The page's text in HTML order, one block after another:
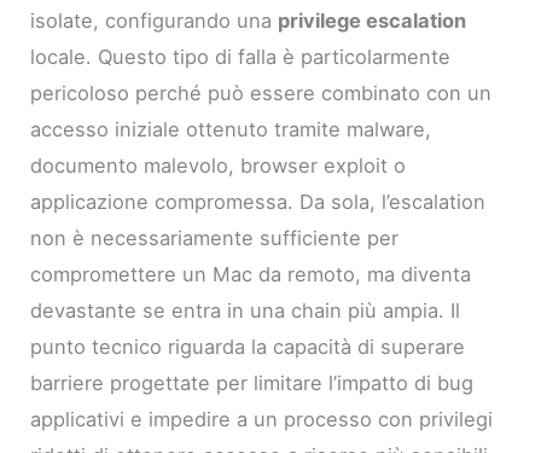
isolate, configurando una privilege escalation
locale. Questo tipo di falla è particolarmente
pericoloso perché può essere combinato con un
accesso iniziale ottenuto tramite malware,
documento malevolo, browser exploit o
applicazione compromessa. Da sola, l’escalation
non è necessariamente sufficiente per
compromettere un Mac da remoto, ma diventa
devastante se entra in una chain più ampia. Il
punto tecnico riguarda la capacità di superare
barriere progettate per limitare l’impatto di bug
applicativi e impedire a un processo con privilegi